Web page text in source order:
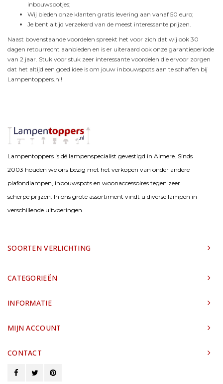
inbouwspotjes;
Wij bieden onze klanten gratis levering aan vanaf 50 euro;
Je bent altijd verzekerd van de meest interessante prijzen.
Naast bovenstaande voordelen spreekt het voor zich dat wij ook 30
dagen retourrecht aanbieden en is er uiteraard ook onze garantieperiode
van 2 jaar. Stuk voor stuk zeer interessante voordelen die ervoor zorgen
dat het altijd een goed idee is om jouw inbouwspots aan te schaffen bij
Lampentoppers.nl!
Lampentoppers is dé lampenspecialist gevestigd in Almere. Sinds
2003 houden we ons bezig met het verkopen van onder andere
plafondlampen, inbouwspots en woonaccessoires tegen zeer
scherpe prijzen. In ons grote assortiment vindt u diverse lampen in
verschillende uitvoeringen.
SOORTEN VERLICHTING
CATEGORIEËN
INFORMATIE
MIJN ACCOUNT
CONTACT